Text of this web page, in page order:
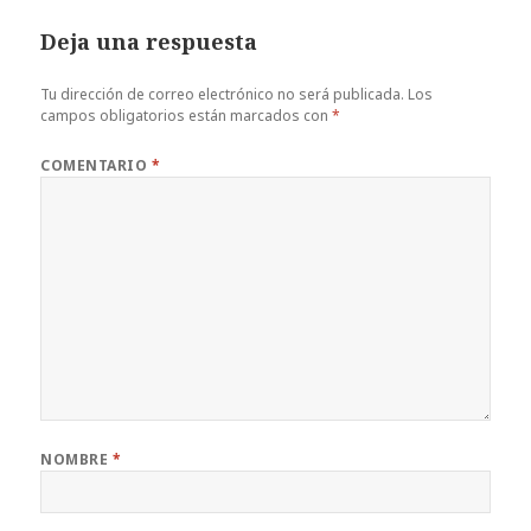
Deja una respuesta
Tu dirección de correo electrónico no será publicada. Los
campos obligatorios están marcados con*
COMENTARIO *
NOMBRE *